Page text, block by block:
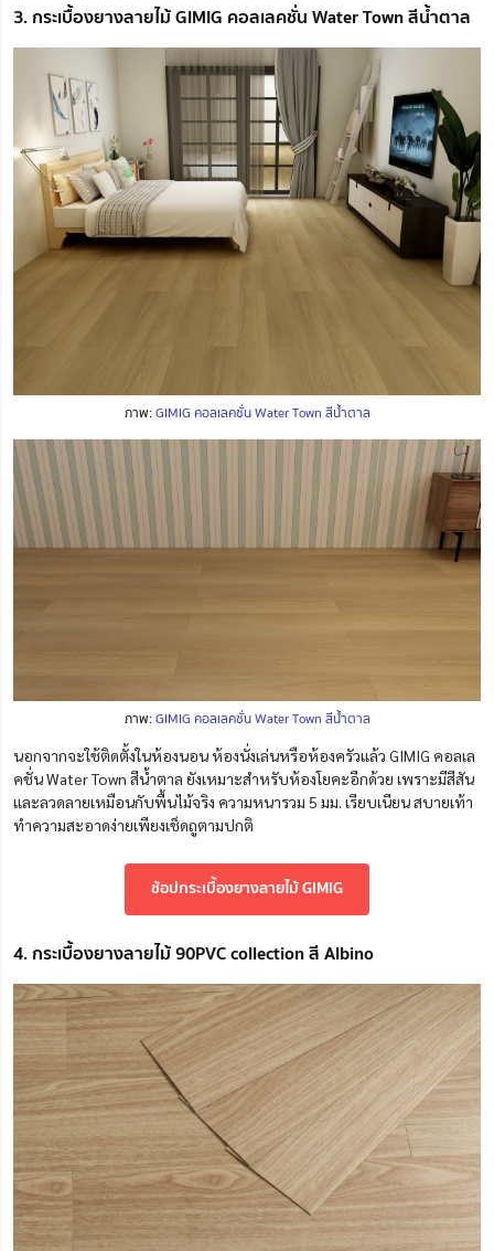
3. กระเบื้องยางลายไม้ GIMIG คอลเลคชั่น Water Town สีน้ำตาล
ภาพ:GIMIG คอลเลคชั่น Water Town สีน้ำตาล
ภาพ:GIMIG คอลเลคชั่น Water Town สีน้ำตาล
นอกจากจะใช้ติดตั้งในห้องนอน ห้องนั่งเล่นหรือห้องครัวแล้ว GIMIG คอลเล
คชั่น Water Town สีน้ำตาล ยังเหมาะสำหรับห้องโยคะอีกด้วย เพราะมีสีสัน
และลวดลายเหมือนกับพื้นไม้จริง ความหนารวม 5 มม. เรียบเนียน สบายเท้า
ทำความสะอาดง่ายเพียงเช็ดถูตามปกติ
ช้อปกระเบื้องยางลายไม้ GIMIG
4. กระเบื้องยางลายไม้ 90PVC collection สี Albino